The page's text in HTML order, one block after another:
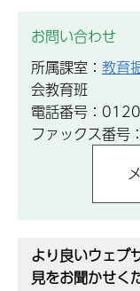
お問い合わせ
所属課室： 教育
会教育班
電話番号：
ファックス番
より良いウェブ
見をお聞かせく